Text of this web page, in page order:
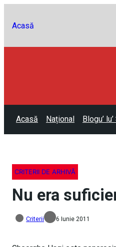
Acasă
Acasă Național Blogu’
CRITERII DE ARHIVĂ
Nu era
Criterii 6 Iunie 2011